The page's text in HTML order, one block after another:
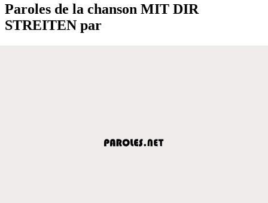
Paroles de la chanson MIT DIR
STREITEN par